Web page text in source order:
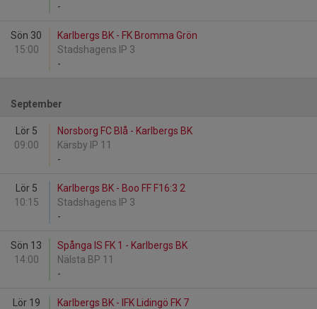
-
Sön 30
15:00
Karlbergs BK - FK Bromma Grön
Stadshagens IP 3
-
September
Lör 5
09:00
Norsborg FC Blå - Karlbergs BK
Kärsby IP 11
-
Lör 5
10:15
Karlbergs BK - Boo FF F16:3 2
Stadshagens IP 3
-
Sön 13
14:00
Spånga IS FK 1 - Karlbergs BK
Nälsta BP 11
-
Lör 19
Karlbergs BK - IFK Lidingö FK 7